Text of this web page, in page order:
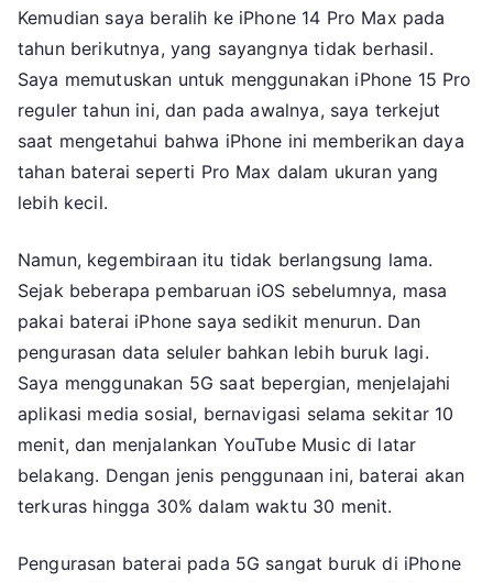
Kemudian saya beralih ke iPhone 14 Pro Max pada
tahun berikutnya, yang sayangnya tidak berhasil.
Saya memutuskan untuk menggunakan iPhone 15 Pro
reguler tahun ini, dan pada awalnya, saya terkejut
saat mengetahui bahwa iPhone ini memberikan daya
tahan baterai seperti Pro Max dalam ukuran yang
lebih kecil.
Namun, kegembiraan itu tidak berlangsung lama.
Sejak beberapa pembaruan iOS sebelumnya, masa
pakai baterai iPhone saya sedikit menurun. Dan
pengurasan data seluler bahkan lebih buruk lagi.
Saya menggunakan 5G saat bepergian, menjelajahi
aplikasi media sosial, bernavigasi selama sekitar 10
menit, dan menjalankan YouTube Music di latar
belakang. Dengan jenis penggunaan ini, baterai akan
terkuras hingga 30% dalam waktu 30 menit.
Pengurasan baterai pada 5G sangat buruk di iPhone